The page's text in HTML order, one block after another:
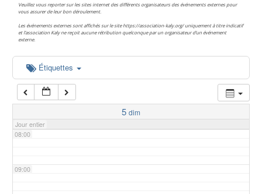
Veuillez vous reporter sur les sites internet des différents organisateurs des événements externes pour
vous assurer de leur bon déroulement.
Les événements externes sont affichés sur le site https://association-kaly.org/ uniquement à titre indicatif
et l’association Kaly ne reçoit aucune rétribution quelconque par un organisateur d’un événement
externe.
Étiquettes
5 dim
Jour entier
05:00
06:00
07:00
08:00
09:00